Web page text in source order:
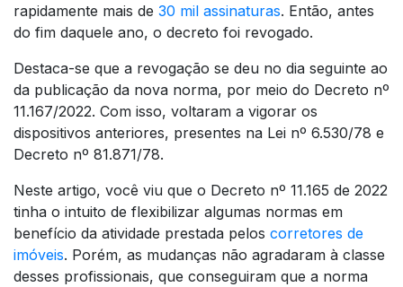
rapidamente mais de 30 mil assinaturas. Então, antes
do fim daquele ano, o decreto foi revogado.
Destaca-se que a revogação se deu no dia seguinte ao
da publicação da nova norma, por meio do Decreto nº
11.167/2022. Com isso, voltaram a vigorar os
dispositivos anteriores, presentes na Lei nº 6.530/78 e
Decreto nº 81.871/78.
Neste artigo, você viu que o Decreto nº 11.165 de 2022
tinha o intuito de flexibilizar algumas normas em
benefício da atividade prestada pelos corretores de
imóveis. Porém, as mudanças não agradaram à classe
desses profissionais, que conseguiram que a norma